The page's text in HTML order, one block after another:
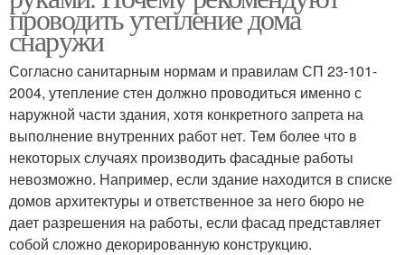
проводить утепление дома
снаружи
Согласно санитарным нормам и правилам СП 23-101-
2004, утепление стен должно проводиться именно с
наружной части здания, хотя конкретного запрета на
выполнение внутренних работ нет. Тем более что в
некоторых случаях производить фасадные работы
невозможно. Например, если здание находится в списке
домов архитектуры и ответственное за него бюро не
дает разрешения на работы, если фасад представляет
собой сложно декорированную конструкцию.